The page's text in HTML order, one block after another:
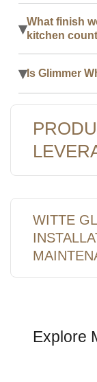
▾What finish
kitchen
▾Is Glimmer
WITTE
Explore